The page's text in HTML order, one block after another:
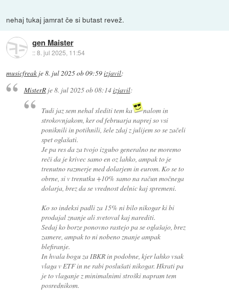
nehaj tukaj jamrat če si butast revež.
gen Maister
::8. jul 2025, 11:54
musicfreak je8. jul 2025 ob 09:59izjavil:
MisterRje8. jul 2025 ob 08:14izjavil:
Tudi jaz sem nehal slediti tem ka
nalom in
strokovnjakom, ker od februarja naprej so vsi
poniknili in potihnili, šele zdaj z julijem so se začeli
spet oglašati.
Je pa res da za tvojo izgubo generalno ne moremo
reči da je krivec samo en oz lahko, ampak to je
trenutno razmerje med dolarjem in eurom. Ko se to
obrne, si v trenutku +10% samo na račun močnega
dolarja, brez da se vrednost delnic kaj spremeni.
Ko so indeksi padli za 15% ni bilo nikogar ki bi
prodajal znanje ali svetoval kaj narediti.
Sedaj ko borze ponovno rastejo pa se oglašajo, brez
zamere, ampak to ni nobeno znanje ampak
blefiranje.
In hvala bogu za IBKR in podobne, kjer lahko vsak
vlaga v ETF in ne rabi poslušati nikogar. Hkrati pa
je to vlaganje z minimalnimi stroški napram tem
posrednikom.